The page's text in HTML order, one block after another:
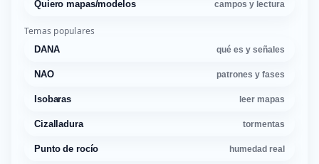
Quiero mapas/modelos campos y lectura
Temas populares
DANA qué es y señales
NAO patrones y fases
Isobaras leer mapas
Cizalladura tormentas
Punto de rocío humedad real